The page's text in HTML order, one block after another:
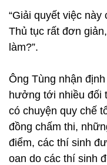
“Giải quyết việc này
Thủ tục rất đơn
làm?”.
Ông Tùng nhận
hưởng tới nhiều đối
có chuyện quy chế
đồng chấm thi,
điểm, các thí sinh
oan do các thí sinh